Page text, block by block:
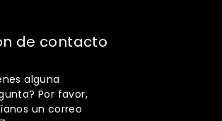
de contacto
alguna
Por favor,
un correo